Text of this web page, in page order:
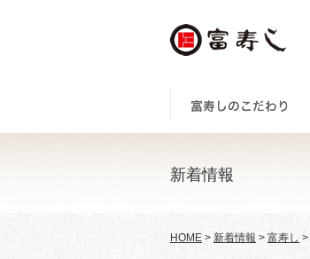
新着情報
HOME > 新着情報 > 富寿し >